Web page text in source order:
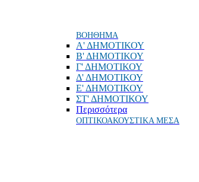
ΒΟΗΘΗΜΑ
Α' ΔΗΜΟΤΙΚΟΥ
Β' ΔΗΜΟΤΙΚΟΥ
Γ' ΔΗΜΟΤΙΚΟΥ
Δ' ΔΗΜΟΤΙΚΟΥ
Ε' ΔΗΜΟΤΙΚΟΥ
ΣΤ' ΔΗΜΟΤΙΚΟΥ
Περισσότερα
ΟΠΤΙΚΟΑΚΟΥΣΤΙΚΑ ΜΕΣΑ